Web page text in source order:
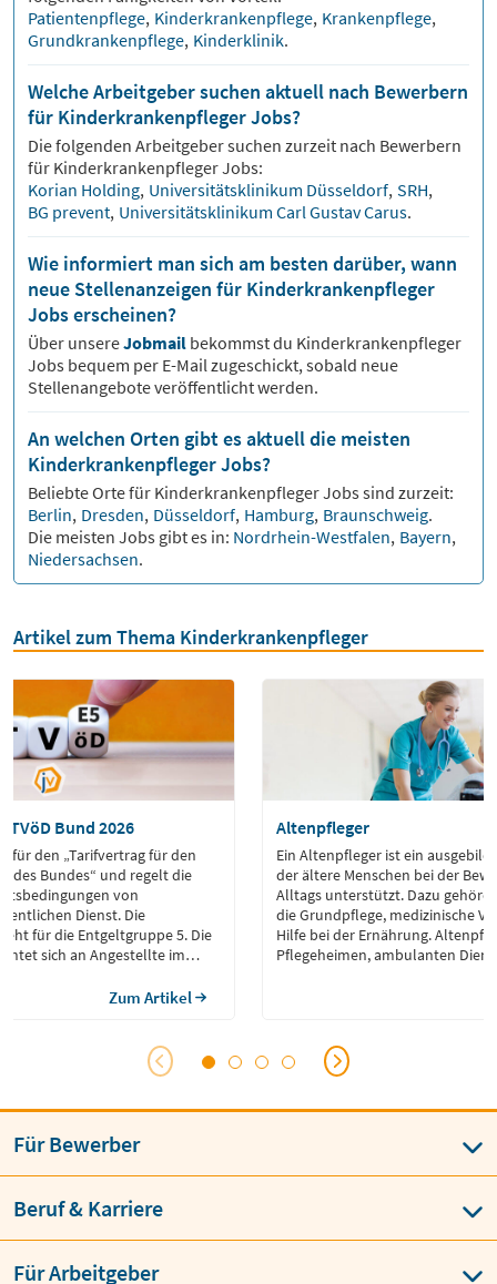
Patientenpflege, Kinderkrankenpflege, Krankenpflege,
Grundkrankenpflege, Kinderklinik.
Welche Arbeitgeber suchen aktuell nach Bewerbern
für Kinderkrankenpfleger Jobs?
Die folgenden Arbeitgeber suchen zurzeit nach Bewerbern
für KinderkrankenpflegerJobs:
Korian Holding, Universitätsklinikum Düsseldorf, SRH,
BG prevent, Universitätsklinikum Carl Gustav Carus.
Wie informiert man sich am besten darüber, wann
neue Stellenanzeigen für Kinderkrankenpfleger
Jobs erscheinen?
Über unsereJobmail bekommst du Kinderkrankenpfleger
Jobs bequem per E-Mail zugeschickt, sobald neue
Stellenangebote veröffentlicht werden.
An welchen Orten gibt es aktuell die meisten
Kinderkrankenpfleger Jobs?
Beliebte Orte für KinderkrankenpflegerJobs sind zurzeit:
Berlin, Dresden, Düsseldorf, Hamburg, Braunschweig.
Die meisten Jobs gibt es in: Nordrhein-Westfalen, Bayern,
Niedersachsen.
Artikel zum Thema Kinderkrankenpfleger
Bund 2026
für den „Tarifvertrag für den
des Bundes“ und regelt die
von
Dienst. Die
für die Entgeltgruppe 5. Die
sich an Angestellte im
Zum Artikel
Altenpfleger
Ein Altenpfleger ist ein
der ältere Menschen bei der
Alltags unterstützt. Dazu
die Grundpflege, medizinische
Hilfe bei der Ernährung.
Pflegeheimen, ambulanten
Pflegebedürftigen so weit wie
Für Bewerber
Beruf & Karriere
Für Arbeitgeber